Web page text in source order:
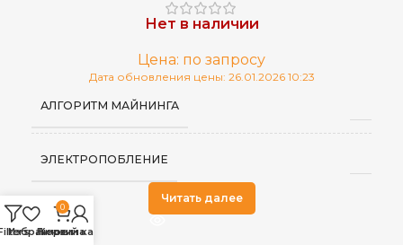
Нет в наличии
Цена: по запросу
Дата обновления цены: 26.01.2026 10:23
АЛГОРИТМ МАЙНИНГА
ЭЛЕКТРОПОБЛЕНИЕ
Читать далее
Избранное
0
Корзина
Личный кабинет